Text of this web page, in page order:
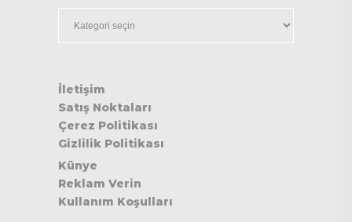
İletişim
Satış Noktaları
Çerez Politikası
Gizlilik Politikası
Künye
Reklam Verin
Kullanım Koşulları